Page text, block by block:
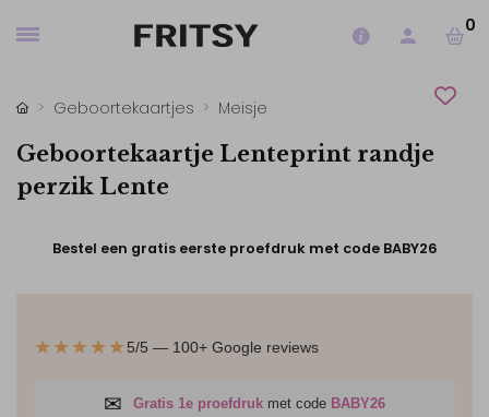
0
Geboortekaartjes Meisje
Geboortekaartje Lenteprint randje
perzik Lente
Bestel een gratis eerste proefdruk met code BABY26
★★★★★5/5 — 100+ Google reviews
✉ Gratis 1e proefdruk met code BABY26